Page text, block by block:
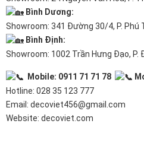
Bình Dương:
Showroom: 341 Đường 30/4, P. Phú
Bình Định:
Showroom: 1002 Trần Hưng Đạo, P.
Mobile: 0911 71 71 78
Hotline: 028 35 123 777
Email: decoviet456@gmail.com
Website: decoviet.com